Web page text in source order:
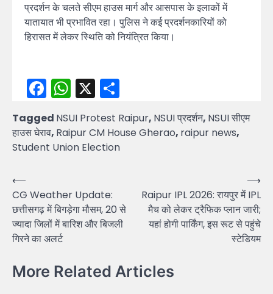
प्रदर्शन के चलते सीएम हाउस मार्ग और आसपास के इलाकों में
यातायात भी प्रभावित रहा। पुलिस ने कई प्रदर्शनकारियों को
हिरासत में लेकर स्थिति को नियंत्रित किया।
Facebook
WhatsApp
X
Tagged NSUI Protest Raipur, NSUI प्रदर्शन, NSUI सीएम
हाउस घेराव, Raipur CM House Gherao, raipur news,
Student Union Election
Post
navigation
⟵
CG Weather Update:
छत्तीसगढ़ में बिगड़ेगा मौसम, 20 से
ज्यादा जिलों में बारिश और बिजली
गिरने का अलर्ट
Raipur IPL 2026: रायपुर में IPL
मैच को लेकर ट्रैफिक प्लान जारी;
यहां होगी पार्किंग, इस रूट से पहुंचे
स्टेडियम
⟶
More Related Articles